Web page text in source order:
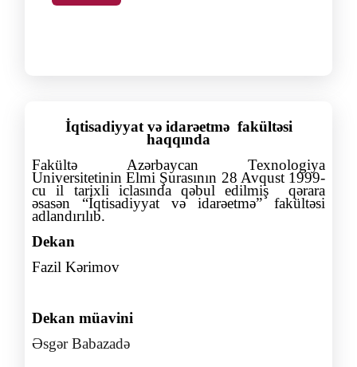
İqtisadiyyat və idarəetmə fakültəsi
haqqında
Fakültə Azərbaycan Texnologiya
Universitetinin Elmi Şurasının 28 Avqust 1999-
cu il tarixli iclasındaqəbul edilmiş qərara
əsasən “İqtisadiyyat və idarəetmə” fakültəsi
adlandırılıb.
Dekan
Fazil Kərimov
Dekan müavini
Əsgər Babazadə